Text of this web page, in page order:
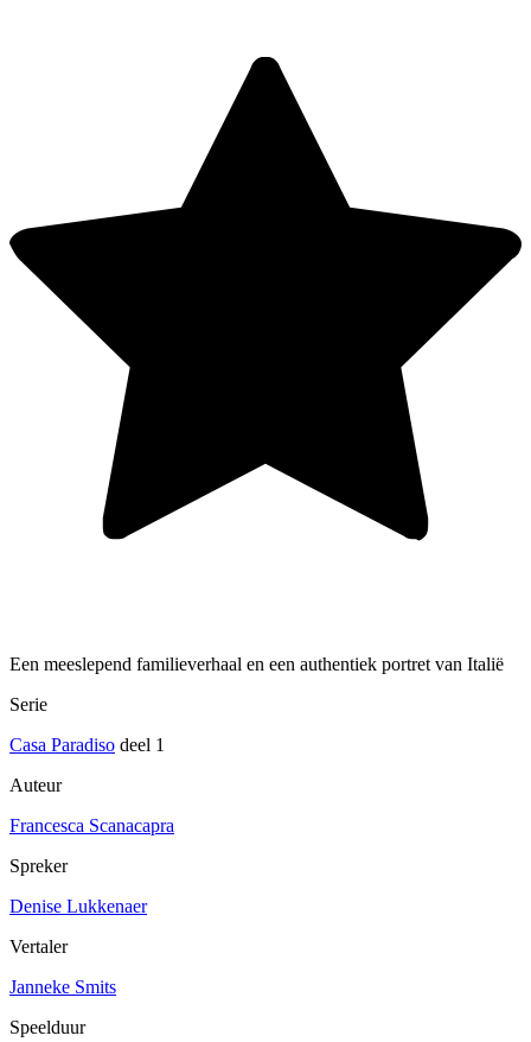
Een meeslepend familieverhaal en een authentiek portret van Italië
Serie
Casa Paradiso deel 1
Auteur
Francesca Scanacapra
Spreker
Denise Lukkenaer
Vertaler
Janneke Smits
Speelduur